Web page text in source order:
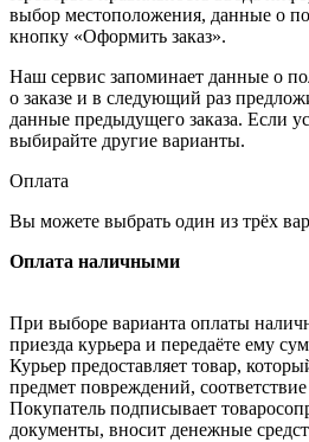
выбор местоположения, данные о
кнопку «Оформить заказ».
Наш сервис запоминает данные о
о заказе и в следующий раз
данные предыдущего заказа. Если
выбирайте другие варианты.
Оплата
Вы можете выбрать один из трёх
Оплата наличными
При выборе варианта оплаты
приезда курьера и передаёте ему
Курьер предоставляет товар,
предмет повреждений,
Покупатель подписывает
документы, вносит денежные